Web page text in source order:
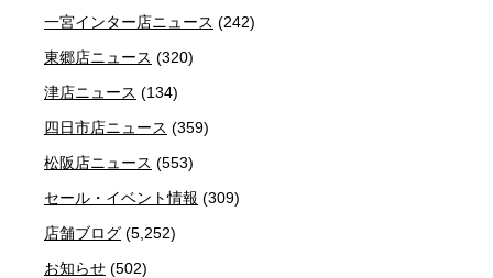
一宮インター店ニュース (242)
東郷店ニュース (320)
津店ニュース (134)
四日市店ニュース (359)
松阪店ニュース (553)
セール・イベント情報 (309)
店舗ブログ (5,252)
お知らせ (502)